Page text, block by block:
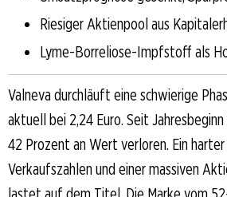
Riesiger Aktienpool aus
Lyme-Borreliose-Impfstoff als
Valneva durchläuft eine schwierige
aktuell bei 2,24 Euro. Seit
42 Prozent an Wert verloren. Ein harter
Verkaufszahlen und einer massiven